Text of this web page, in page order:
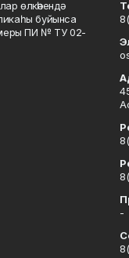
өлкәһендә
буйынса
ПИ № ТУ 02-
-